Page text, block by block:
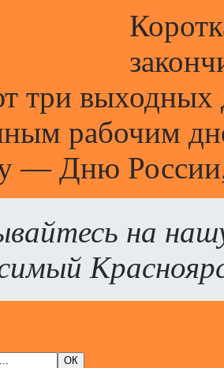
три выходных
рабочим
— Дню
на